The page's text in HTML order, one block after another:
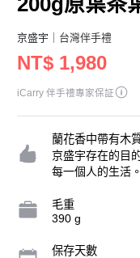
京盛宇 ｜台灣伴手禮
NT$ 1,980
iCarry 伴手禮專家保証
蘭花香中帶有木
京盛宇存在的目
每一個人的生活。
毛重
390 g
保存天數